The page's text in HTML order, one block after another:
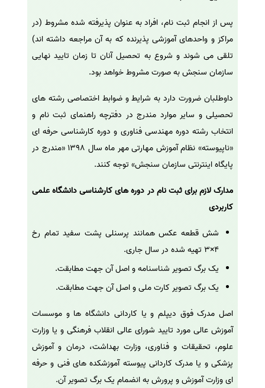
پس از انجام ثبت نام، افراد به عنوان پذیرفته شده مشروط (در
مراکز و واحدهای آموزشی پذیرنده که به آن مراجعه داشته اند)
تلقی می شوند و شروع به تحصیل آنان تا زمان تایید نهایی
سازمان سنجش به صورت مشروط خواهد بود.
داوطلبان ضرورت دارد به شرایط و ضوابط اختصاصی رشته های
تحصیلی و سایر موارد مندرج در دفترچه راهنمای ثبت نام و
انتخاب رشته دوره مهندسی فناوری و دوره کارشناسی حرفه ای
«ناپیوسته» نظام آموزش مهارتی مهر ماه سال 1398 «مندرج در
پایگاه اینترنتی سازمان سنجش» توجه کنند.
مدارک لازم برای ثبت نام در دوره های کارشناسی دانشگاه علمی
کاربردی
شش قطعه عکس همانند پرسنلی پشت سفید تمام رخ
4×3 تهیه شده در سال جاری.
یک برگ تصویر شناسنامه و اصل آن جهت مطابقت.
یک برگ تصویر کارت ملی و اصل آن جهت مطابقت.
اصل مدرک فوق دیپلم و یا کاردانی دانشگاه ها و موسسات
آموزش عالی مورد تایید شورای عالی انقلاب فرهنگی و یا وزارت
علوم، تحقیقات و فناوری، وزارت بهداشت، درمان و آموزش
پزشکی و یا مدرک کاردانی پیوسته آموزشکده های فنی و حرفه
ای وزارت آموزش و پرورش به انضمام یک برگ تصویر آن.